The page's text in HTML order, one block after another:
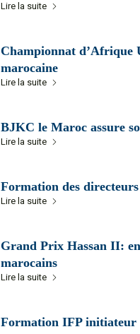
Lire la suite
Championnat d’Afrique
marocaine
Lire la suite
BJKC le Maroc assure
Lire la suite
Formation des
Lire la suite
Grand Prix Hassan II:
marocains
Lire la suite
Formation IFP initiateur